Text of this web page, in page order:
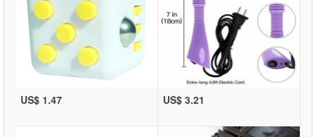
US$ 1.47 US$ 3.21